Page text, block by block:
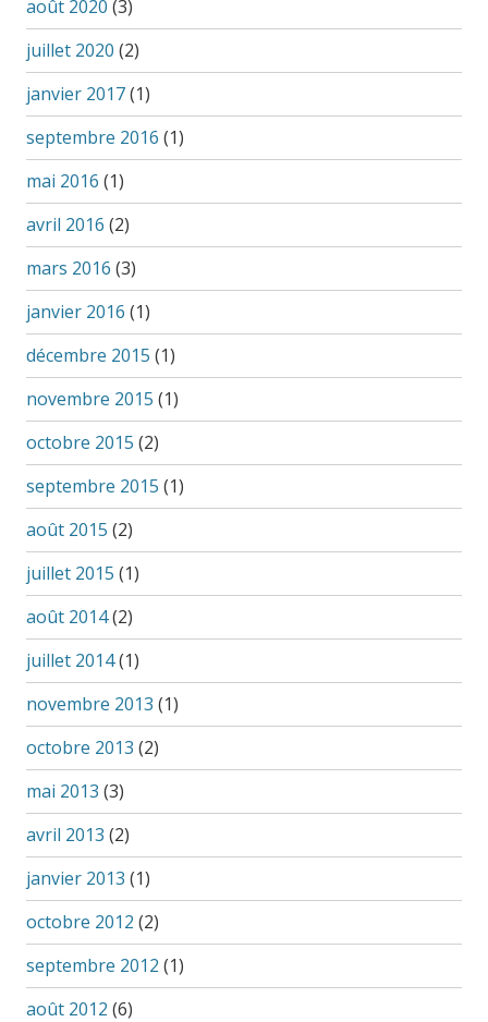
août 2020 (3)
juillet 2020 (2)
janvier 2017(1)
septembre 2016 (1)
mai 2016 (1)
avril 2016 (2)
mars 2016 (3)
janvier 2016 (1)
décembre 2015 (1)
novembre 2015 (1)
octobre 2015 (2)
septembre 2015 (1)
août 2015 (2)
juillet 2015 (1)
août 2014(2)
juillet 2014(1)
novembre 2013 (1)
octobre 2013 (2)
mai 2013 (3)
avril 2013 (2)
janvier 2013 (1)
octobre 2012 (2)
septembre 2012 (1)
août 2012 (6)